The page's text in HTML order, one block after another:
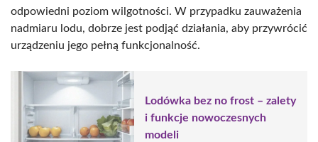
odpowiedni poziom wilgotności. W przypadku zauważenia
nadmiaru lodu, dobrze jest podjąć działania, aby przywrócić
urządzeniu jego pełną funkcjonalność.
Lodówka bez no frost – zalety
i funkcje nowoczesnych
modeli